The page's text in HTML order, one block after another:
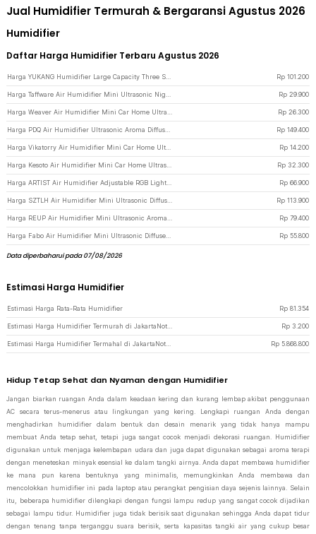
Jual Humidifier Termurah & Bergaransi Agustus 2026
Humidifier
Daftar Harga Humidifier Terbaru Agustus 2026
Rp 101.200
Rp 29.900
Rp 26.300
Rp 149.400
Rp 14.200
Rp 32.300
Rp 66.900
Rp 113.900
Rp 79.400
Rp 55.800
Data diperbaharui pada 07/08/2026
Estimasi Harga Humidifier
Estimasi Harga Rata-Rata Humidifier Rp 81.354
Rp 3.200
Rp 5.868.800
Hidup Tetap Sehat dan Nyaman dengan Humidifier
Jangan biarkan ruangan Anda dalam keadaan kering dan kurang lembap akibat penggunaan
AC secara terus-menerus atau lingkungan yang kering. Lengkapi ruangan Anda dengan
menghadirkan humidifier dalam bentuk dan desain menarik yang tidak hanya mampu
membuat Anda tetap sehat, tetapi juga sangat cocok menjadi dekorasi ruangan. Humidifier
digunakan untuk menjaga kelembapan udara dan juga dapat digunakan sebagai aroma terapi
dengan meneteskan minyak esensial ke dalam tangki airnya. Anda dapat membawa humidifier
ke mana pun karena bentuknya yang minimalis, memungkinkan Anda membawa dan
mencolokkan humidifier ini pada laptop atau perangkat pengisian daya sejenis lainnya. Selain
itu, beberapa humidifier dilengkapi dengan fungsi lampu redup yang sangat cocok dijadikan
sebagai lampu tidur. Humidifier juga tidak berisik saat digunakan sehingga Anda dapat tidur
dengan tenang tanpa terganggu suara berisik, serta kapasitas tangki air yang cukup besar